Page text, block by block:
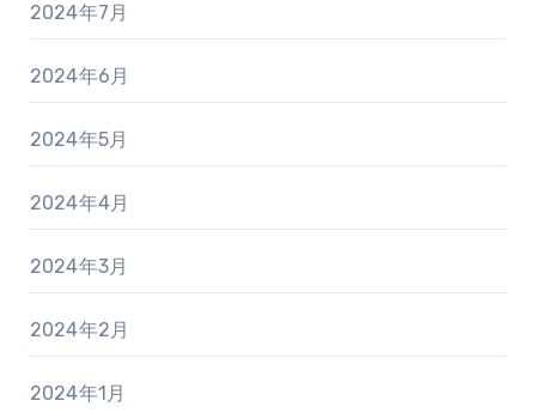
2024年7月
2024年6月
2024年5月
2024年4月
2024年3月
2024年2月
2024年1月